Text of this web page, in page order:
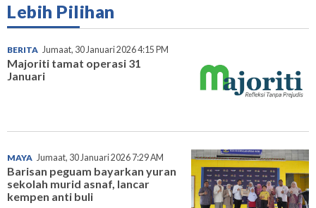
Lebih Pilihan
BERITA Jumaat, 30 Januari 2026 4:15 PM
Majoriti tamat operasi 31
Januari
MAYA Jumaat, 30 Januari 2026 7:29 AM
Barisan peguam bayarkan yuran
sekolah murid asnaf, lancar
kempen anti buli